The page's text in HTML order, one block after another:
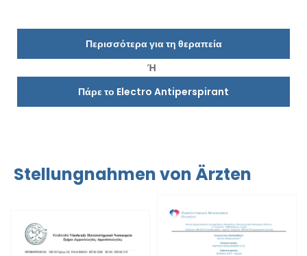
Περισσότερα για τη θεραπεία
Ή
Πάρε το Electro Antiperspirant
Stellungnahmen von Ärzten